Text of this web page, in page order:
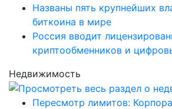
Названы пять крупнейших
биткоина в мире
Россия вводит
криптообменников и
Недвижимость
Пересмотр лимитов: